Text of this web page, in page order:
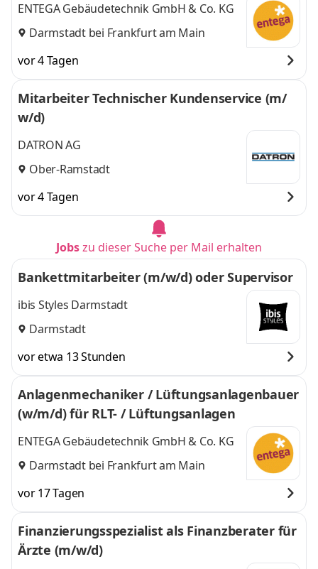
ENTEGA Gebäudetechnik GmbH & Co. KG
Darmstadt bei Frankfurt am Main
vor 4 Tagen
Mitarbeiter Technischer Kundenservice (m/
w/d)
DATRON AG
Ober-Ramstadt
vor 4 Tagen
Jobszu dieser Suche per Mail erhalten
Bankettmitarbeiter (m/w/d) oder Supervisor
ibis Styles Darmstadt
Darmstadt
vor etwa 13 Stunden
Anlagenmechaniker / Lüftungsanlagenbauer
(w/m/d) für RLT- / Lüftungsanlagen
ENTEGA Gebäudetechnik GmbH & Co. KG
Darmstadt bei Frankfurt am Main
vor 17 Tagen
Finanzierungsspezialist als Finanzberater für
Ärzte (m/w/d)